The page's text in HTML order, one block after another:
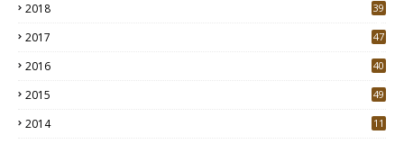
2018
39
2017
47
2016
40
2015
49
2014 11